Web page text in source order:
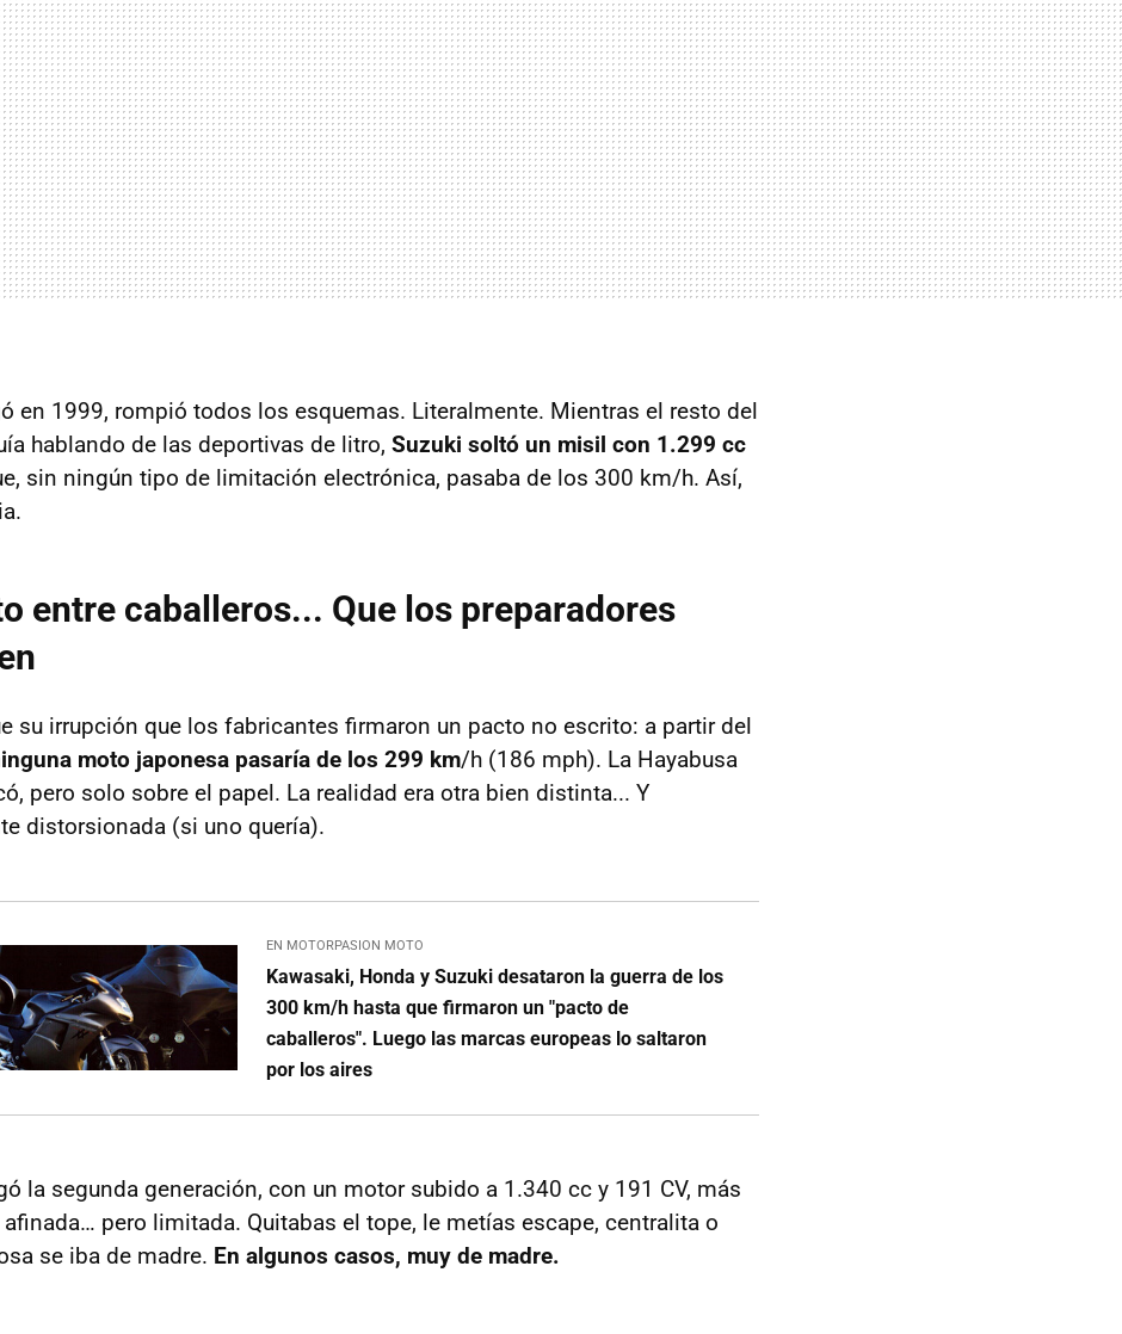
en 1999, rompió todos los esquemas. Literalmente. Mientras el resto del
hablando de las deportivas de litro, Suzuki soltó un misil con 1.299 cc
sin ningún tipo de limitación electrónica, pasaba de los 300 km/h. Así,
entre caballeros... Que los preparadores
su irrupción que los fabricantes firmaron un pacto no escrito: a partir del
moto japonesa pasaría de los 299 km/h (186 mph). La Hayabusa
pero solo sobre el papel. La realidad era otra bien distinta... Y
distorsionada (si uno quería).
EN MOTORPASION MOTO
Kawasaki, Honda y Suzuki desataron la guerra de los
300 km/h hasta que firmaron un "pacto de
caballeros". Luego las marcas europeas lo saltaron
por los aires
la segunda generación, con un motor subido a 1.340 cc y 191 CV, más
pero limitada. Quitabas el tope, le metías escape, centralita o
se iba de madre. En algunos casos, muy de madre.